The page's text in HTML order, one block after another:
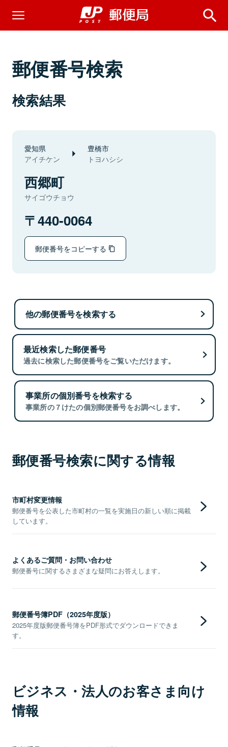
郵便番号検索
検索結果
愛知県
アイチケン
豊橋市
トヨハシシ
西郷町
サイゴウチョウ
440-0064
郵便番号をコピーする
他の郵便番号を検索する
最近検索した郵便番号
過去に検索した郵便番号をご覧いただけます。
事業所の個別番号を検索する
事業所の７けたの個別郵便番号をお調べします。
郵便番号検索に関する情報
市町村変更情報
郵便番号を公表した市町村の一覧を実施日の新しい順に掲載
しています。
よくあるご質問・お問い合わせ
郵便番号に関するさまざまな疑問にお答えします。
郵便番号簿PDF（2025年度版）
2025年度版郵便番号簿をPDF形式でダウンロードできま
す。
ビジネス・法人のお客さま向け
情報